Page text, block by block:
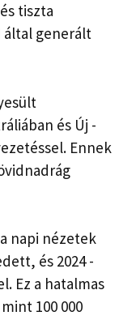
tiszta
által generált
és Új -
Ennek
napi nézetek
és 2024 -
Ez a hatalmas
100 000